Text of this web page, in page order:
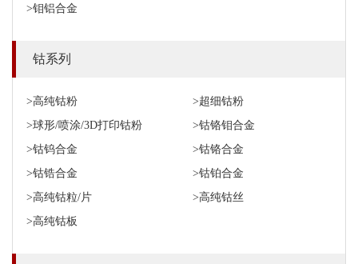
>钼铝合金
钴系列
>高纯钴粉
>超细钴粉
>球形/喷涂/3D打印钴粉
>钴铬钼合金
>钴钨合金
>钴铬合金
>钴锆合金
>钴铂合金
>高纯钴粒/片
>高纯钴丝
>高纯钴板